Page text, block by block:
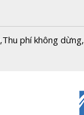
,Thu phí không dừng,